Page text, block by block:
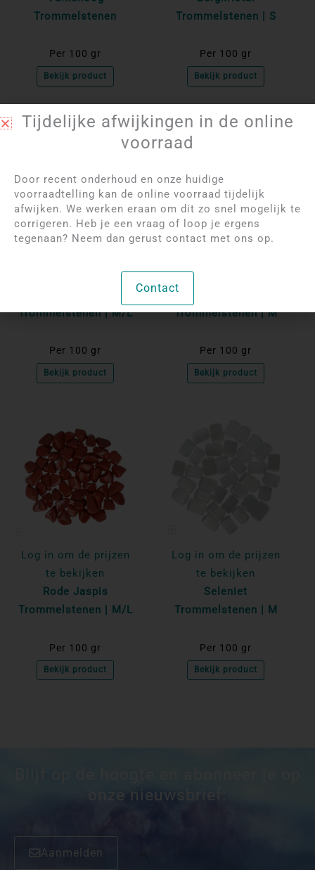
Trommelstenen
Per 100 gr
Bekijk product
Trommelstenen | S
Per 100 gr
Bekijk product
Trommelstenen | M/L
Per 100 gr
Bekijk product
Trommelstenen | M
Per 100 gr
Bekijk product
Log in om de prijzen
te bekijken
Rode Jaspis
Trommelstenen | M/L
Per 100 gr
Bekijk product
Log in om de prijzen
te bekijken
Seleniet
Trommelstenen | M
Per 100 gr
Bekijk product
onze nieuwsbrief:
Aanmelden
Tijdelijke afwijkingen in de online
voorraad
Door recent onderhoud en onze huidige
voorraadtelling kan de online voorraad tijdelijk
afwijken. We werken eraan om dit zo snel mogelijk te
corrigeren. Heb je een vraag of loop je ergens
tegenaan? Neem dan gerust contact met ons op.
Contact